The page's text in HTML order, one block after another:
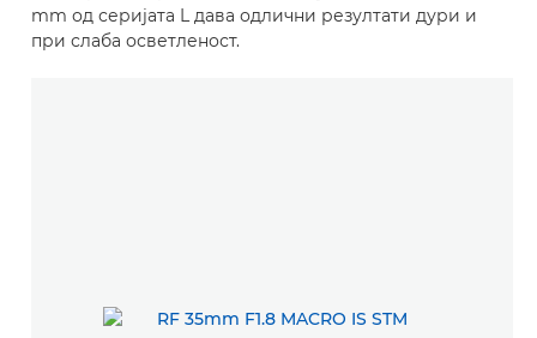
mm од серијата L дава одлични резултати дури и
при слаба осветленост.